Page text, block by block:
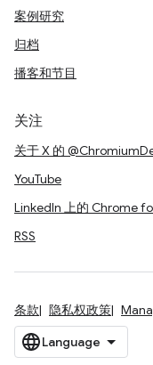
案例研究
归档
播客和节目
关注
关于 X 的
YouTube
LinkedIn 上的 Chrome
RSS
条款 隐私权政策